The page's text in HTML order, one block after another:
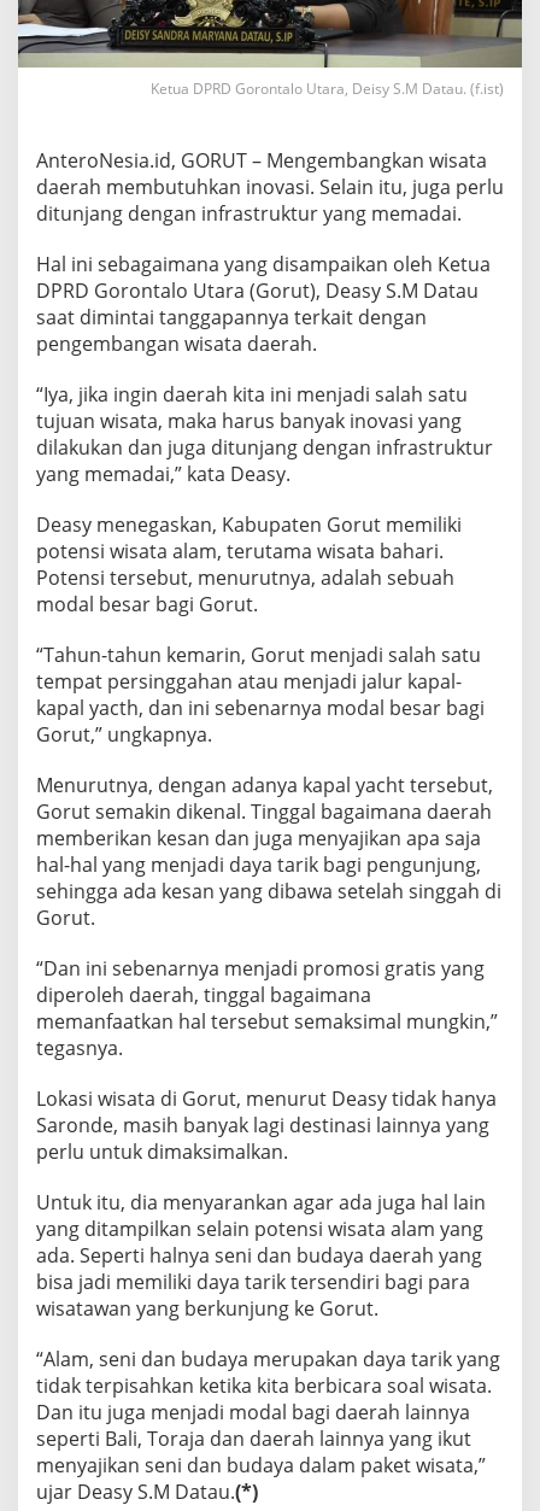
i
s
a
a
t
u
h
o
v
a
s
Ketua DPRD Gorontalo Utara, Deisy S.M Datau. (f.ist)
AnteroNesia.id, GORUT – Mengembangkan wisata
daerah membutuhkan inovasi. Selain itu, juga perlu
ditunjang dengan infrastruktur yang memadai.
Hal ini sebagaimana yang disampaikan oleh Ketua
DPRD Gorontalo Utara (Gorut), Deasy S.M Datau
saat dimintai tanggapannya terkait dengan
pengembangan wisata daerah.
“Iya, jika ingin daerah kita ini menjadi salah satu
tujuan wisata, maka harus banyak inovasi yang
dilakukan dan juga ditunjang dengan infrastruktur
yang memadai,” kata Deasy.
Deasy menegaskan, Kabupaten Gorut memiliki
potensi wisata alam, terutama wisata bahari.
Potensi tersebut, menurutnya, adalah sebuah
modal besar bagi Gorut.
“Tahun-tahun kemarin, Gorut menjadi salah satu
tempat persinggahan atau menjadi jalur kapal-
kapal yacth, dan ini sebenarnya modal besar bagi
Gorut,” ungkapnya.
Menurutnya, dengan adanya kapal yacht tersebut,
Gorut semakin dikenal. Tinggal bagaimana daerah
memberikan kesan dan juga menyajikan apa saja
hal-hal yang menjadi daya tarik bagi pengunjung,
sehingga ada kesan yang dibawa setelah singgah di
Gorut.
“Dan ini sebenarnya menjadi promosi gratis yang
diperoleh daerah, tinggal bagaimana
memanfaatkan hal tersebut semaksimal mungkin,”
tegasnya.
Lokasi wisata di Gorut, menurut Deasy tidak hanya
Saronde, masih banyak lagi destinasi lainnya yang
perlu untuk dimaksimalkan.
Untuk itu, dia menyarankan agar ada juga hal lain
yang ditampilkan selain potensi wisata alam yang
ada. Seperti halnya seni dan budaya daerah yang
bisa jadi memiliki daya tarik tersendiri bagi para
wisatawan yang berkunjung ke Gorut.
“Alam, seni dan budaya merupakan daya tarik yang
tidak terpisahkan ketika kita berbicara soal wisata.
Dan itu juga menjadi modal bagi daerah lainnya
seperti Bali, Toraja dan daerah lainnya yang ikut
menyajikan seni dan budaya dalam paket wisata,”
ujar Deasy S.M Datau.(*)